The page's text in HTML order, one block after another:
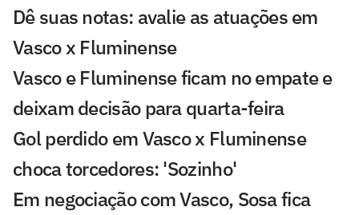
Dê suas notas: avalie as atuações em
Vasco x Fluminense
Vasco e Fluminense ficam no empate e
deixam decisão para quarta-feira
Gol perdido em Vasco x Fluminense
choca torcedores: 'Sozinho'
Em negociação com Vasco, Sosa fica